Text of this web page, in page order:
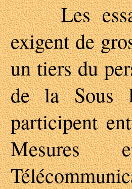
Les essais
exigent de
un tiers du
de la Sous
participent